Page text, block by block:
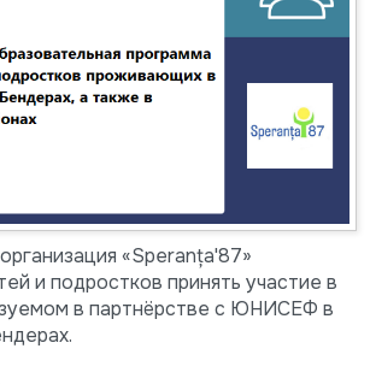
«Speranța'87»
и подростков принять участие в
в партнёрстве с ЮНИСЕФ в